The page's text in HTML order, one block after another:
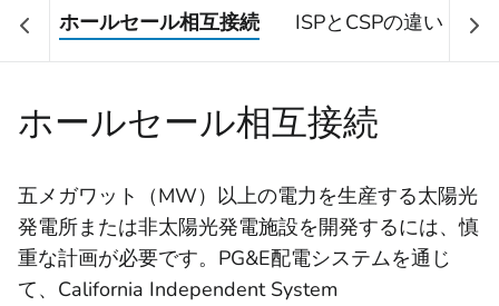
ホールセール相互接続 ISPとCSPの違い
ホールセール相互接続
五メガワット（MW）以上の電力を生産する太陽光
発電所または非太陽光発電施設を開発するには、慎
重な計画が必要です。PG&E配電システムを通じ
て、California Independent System